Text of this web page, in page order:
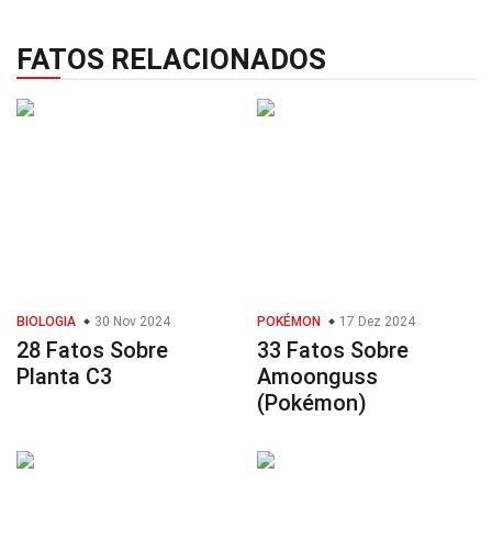
FATOS RELACIONADOS
BIOLOGIA 30 Nov 2024
28 Fatos Sobre
Planta C3
POKÉMON 17 Dez 2024
33 Fatos Sobre
Amoonguss
(Pokémon)